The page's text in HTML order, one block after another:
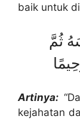
baik untuk
ثُمَّ
Artinya:
kejahatan